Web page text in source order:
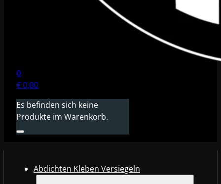
0
€0,00
Es befinden sich keine
Produkte im Warenkorb.
Abdichten Kleben Versiegeln